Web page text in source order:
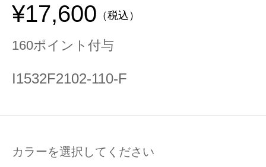
¥17,600 （税込）
160ポイント付与
I1532F2102-110-F
カラーを選択してください